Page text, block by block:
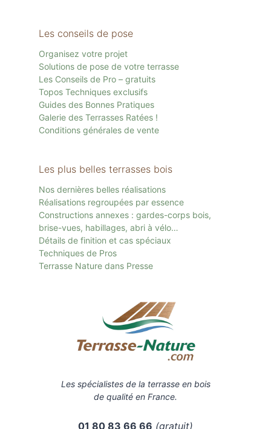
Les conseils de pose
Organisez votre projet
Solutions de pose de votre terrasse
Les Conseils de Pro – gratuits
Topos Techniques exclusifs
Guides des Bonnes Pratiques
Galerie des Terrasses Ratées !
Conditions générales de vente
Les plus belles terrasses bois
Nos dernières belles réalisations
Réalisations regroupées par essence
Constructions annexes : gardes-corps bois,
brise-vues, habillages, abri à vélo…
Détails de finition et cas spéciaux
Techniques de Pros
Terrasse Nature dans Presse
Les spécialistes de la terrasse en bois
de qualité en France.
01 80 83 66 66 (gratuit)